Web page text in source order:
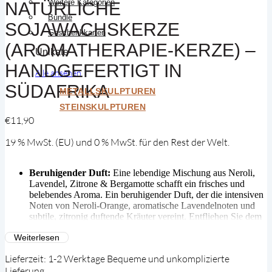
Weitere Kategorien
Bundle
Geschenkkarten
Unikate
Alle ansehen
METALLSKULPTUREN
STEINSKULPTUREN
NATÜRLICHE
SOJAWACHSKERZE
(AROMATHERAPIE-KERZE) –
HANDGEFERTIGT IN
SÜDAFRIKA
€11,90
19 % MwSt. (EU) und 0 % MwSt. für den Rest der Welt.
Beruhigender Duft: Eine lebendige Mischung aus Neroli,
Lavendel, Zitrone & Bergamotte schafft ein frisches und
belebendes Aroma. Ein beruhigender Duft, der die intensiven
Noten von Neroli-Orange, aromatische Lavendelnoten und
subtile, zitronig duftende Kräuter vereint. Entfliehen Sie dem
ätherischen Ölen, die alle für ihre beruhigenden und
100% Natürliches Sojawachs:Hergestellt aus reinem,
Weiterlesen
Lieferzeit: 1-2 Werktage Bequeme und unkomplizierte